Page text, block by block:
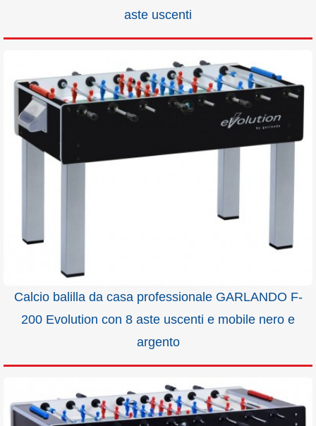
aste uscenti
Calcio balilla da casa professionale GARLANDO F-
200 Evolution con 8 aste uscenti e mobile nero e
argento